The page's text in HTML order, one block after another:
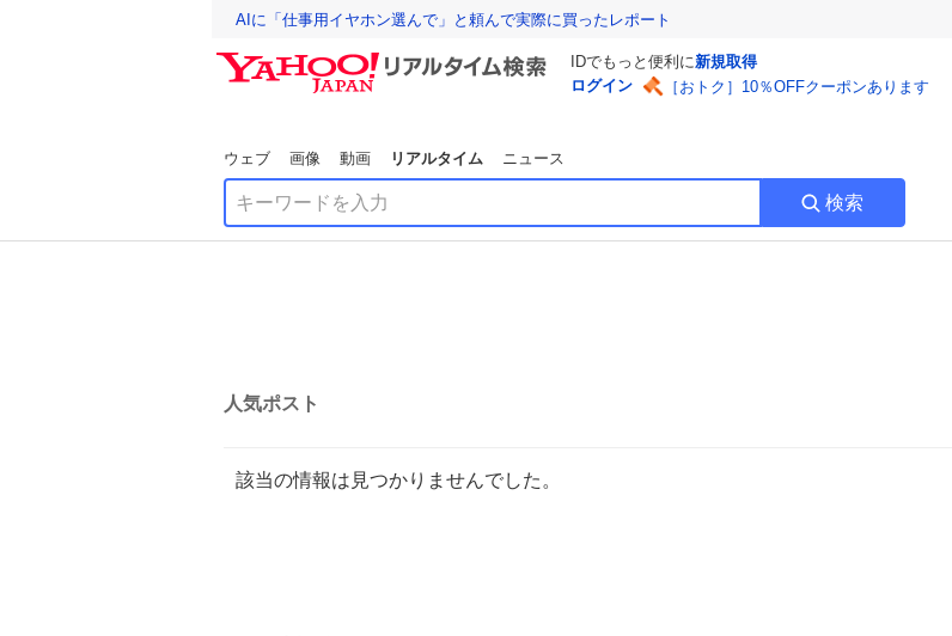
AIに「仕事用イヤホン選んで」と頼んで実際に買ったレポート
IDでもっと便利に新規取得
ログイン
［おトク］10％OFFクーポンあります
ウェブ 画像 動画 リアルタイム ニュース
検索
人気ポスト
該当の情報は見つかりませんでした。